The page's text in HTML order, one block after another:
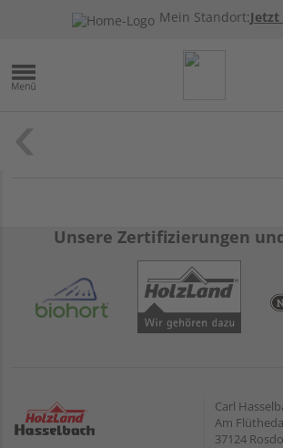
Mein Standort:Jetzt
Unsere Zertifizierungen
Carl
Am
37124